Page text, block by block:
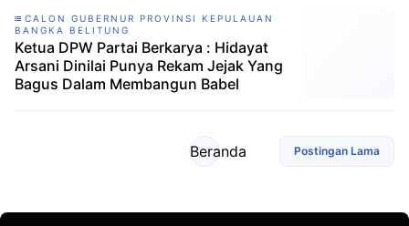
CALON GUBERNUR PROVINSI KEPULAUAN
BANGKA BELITUNG
Ketua DPW Partai Berkarya : Hidayat
Arsani Dinilai Punya Rekam Jejak Yang
Bagus Dalam Membangun Babel
Postingan Lama
Beranda